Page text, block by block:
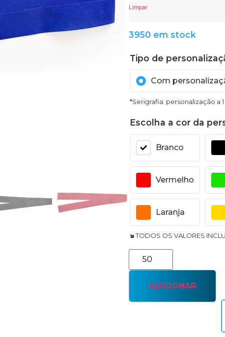
Limpar
3950 em stock
Tipo de
Com
*Serigrafia: personalização a
Escolha a cor da
Branco
Vermelho
Laranja
🢆 TODOS OS VALORES
ADICIONAR